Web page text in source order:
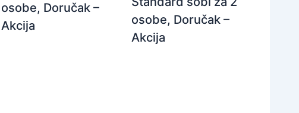
osobe, Doručak –
Akcija
osobe, Doručak –
Akcija